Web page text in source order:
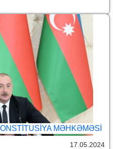
MƏHKƏMƏSI
17.05.2024